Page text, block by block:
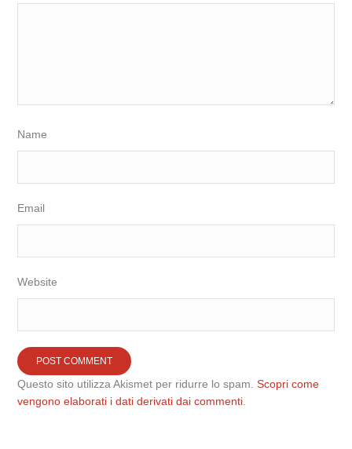
Name
Email
Website
Questo sito utilizza Akismet per ridurre lo spam.Scopri come
vengono elaborati i dati derivati dai commenti.